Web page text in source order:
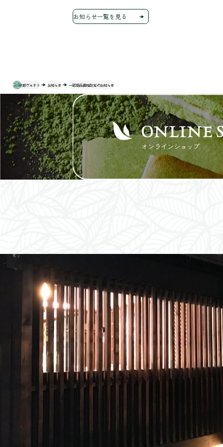
お知らせ一覧を見る
京都ヴェネト お知らせ 一部商品価格改定のお知らせ
ONLINE
オンラインショップ